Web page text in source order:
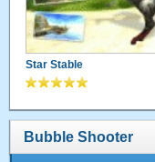
Star Stable
Bubble Shooter